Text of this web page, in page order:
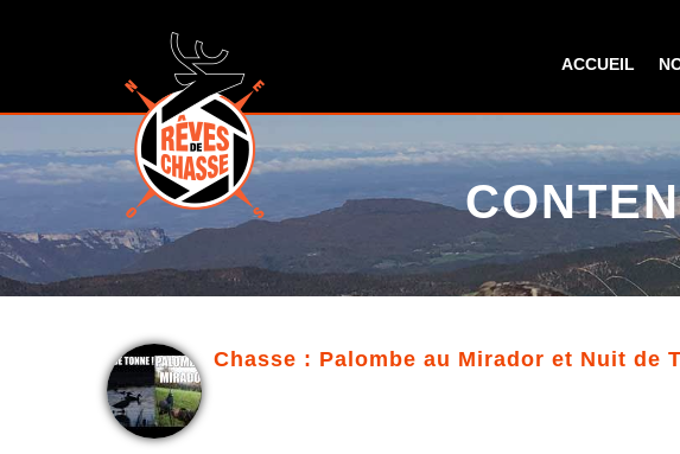
ACCUEIL
Chasse : Palombe au Mirador et Nuit de